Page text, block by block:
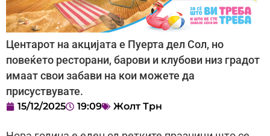
Центарот на акцијата е Пуерта дел Сол, но
повеќето ресторани, барови и клубови низ градот
имаат свои забави на кои можете да
присуствувате.
15/12/2025 19:09 Жолт Трн